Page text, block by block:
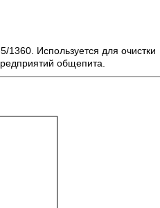
Используется для очистки
общепита.